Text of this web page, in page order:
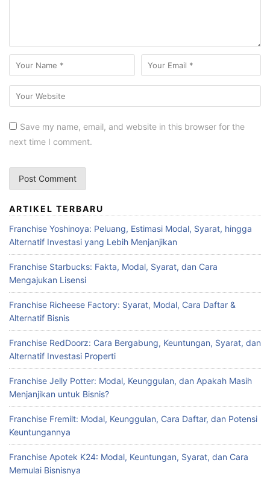
Save my name, email, and website in this browser for the
next time I comment.
ARTIKEL TERBARU
Franchise Yoshinoya: Peluang, Estimasi Modal, Syarat, hingga
Alternatif Investasi yang Lebih Menjanjikan
Franchise Starbucks: Fakta, Modal, Syarat, dan Cara
Mengajukan Lisensi
Franchise Richeese Factory: Syarat, Modal, Cara Daftar &
Alternatif Bisnis
Franchise RedDoorz: Cara Bergabung, Keuntungan, Syarat, dan
Alternatif Investasi Properti
Franchise Jelly Potter: Modal, Keunggulan, dan Apakah Masih
Menjanjikan untuk Bisnis?
Franchise Fremilt: Modal, Keunggulan, Cara Daftar, dan Potensi
Keuntungannya
Franchise Apotek K24: Modal, Keuntungan, Syarat, dan Cara
Memulai Bisnisnya